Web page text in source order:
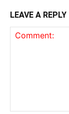
LEAVE A REPLY